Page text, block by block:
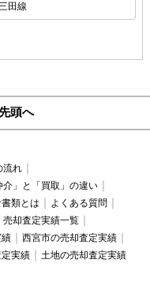
田線
頭へ
流れ
介」と「買取」の違い
類とは
よくある質問
売却査定実績一覧
西宮市の売却査定実績
実績 土地の売却査定実績